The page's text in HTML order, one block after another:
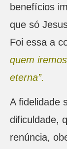
benefícios
que só
Foi essa a
quem
eterna”.
A fidelidade
dificuldade,
renúncia,